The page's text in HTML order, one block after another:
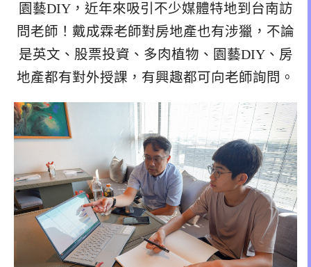
園藝DIY，近年來吸引不少媒體特地到台南訪
問老師！戴成霖老師對房地產也有涉獵，不論
是英文、股票投資、多肉植物、園藝DIY、房
地產都有對外授課，有興趣都可向老師詢問。